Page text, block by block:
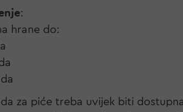
:
hrane do:
za piće treba uvijek biti